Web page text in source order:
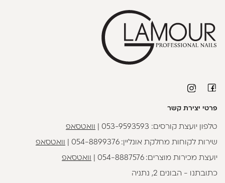
פרטי יצירת קשר
טלפון יועצת קורסים: 053-9593593 וואטסאפ
שירות לקוחות מחלקת אונליין:054-8899376 וואטסאפ
יועצת מכירות מוצרים:054-8887576 וואטסאפ
כתובתנו - הבונים 2, נתניה